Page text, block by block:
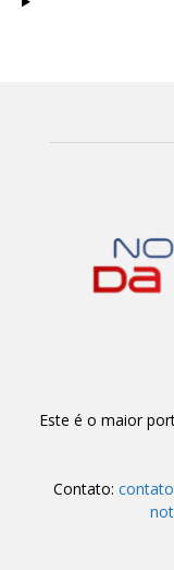
Este é o maior
Contato: